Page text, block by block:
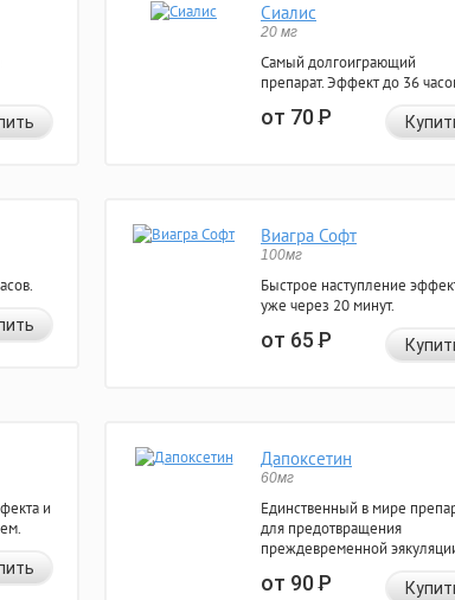
Сиалис
20 мг
Самый долгоиграющий
препарат. Эффект до 36
от 70Р
Виагра Софт
100мг
Быстрое наступление
уже через 20 минут.
от 65Р
и
Дапоксетин
60мг
Единственный в мире
для предотвращения
преждевременной
от 90Р